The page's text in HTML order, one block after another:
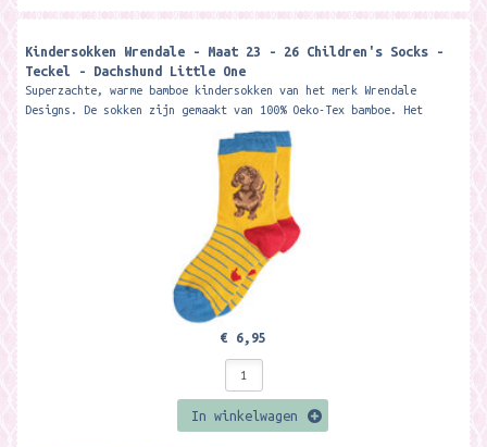
Kindersokken Wrendale - Maat 23 - 26 Children's Socks -
Teckel - Dachshund Little One
Superzachte, warme bamboe kindersokken van het merk Wrendale
Designs. De sokken zijn gemaakt van 100% Oeko-Tex bamboe. Het
€ 6,95
In winkelwagen